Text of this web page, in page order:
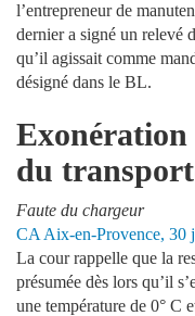
l’entrepreneur de
dernier a signé un relevé
qu’il agissait comme
désigné dans le BL.
Exonération
du
Faute du chargeur
CA Aix-en-Provence, 30
La cour rappelle que la
présumée dès lors qu’il
une température de 0° C